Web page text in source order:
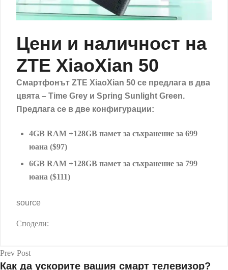
Цени и наличност на
ZTE XiaoXian 50
Смартфонът ZTE XiaoXian 50 се предлага в два
цвята – Time Grey и Spring Sunlight Green.
Предлага се в две конфигурации:
4GB RAM +128GB памет за съхранение за 699 ​​
юана ($97)
6GB RAM +128GB памет за съхранение за 799
юана ($111)
source
Сподели:
Prev Post
Как да ускорите вашия смарт телевизор?